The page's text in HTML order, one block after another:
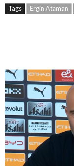
Tags Ergin Ataman